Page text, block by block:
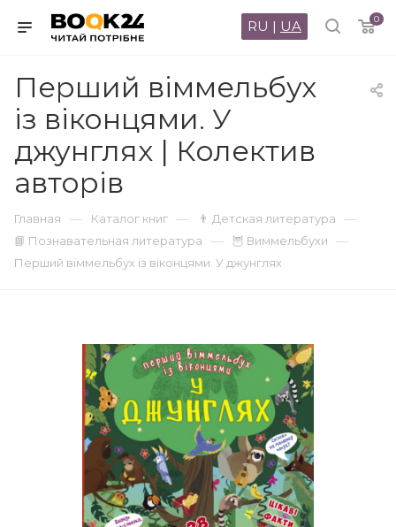
0
RU | UA
Перший віммельбух
із віконцями. У
джунглях | Колектив
авторів
Главная — Каталог книг — 👨 Детская литература —
📘 Познавательная литература — 🦉 Виммельбухи —
Перший віммельбух із віконцями. У джунглях